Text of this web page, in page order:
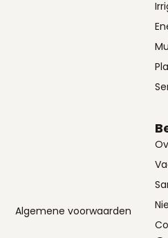
Algemene voorwaarden